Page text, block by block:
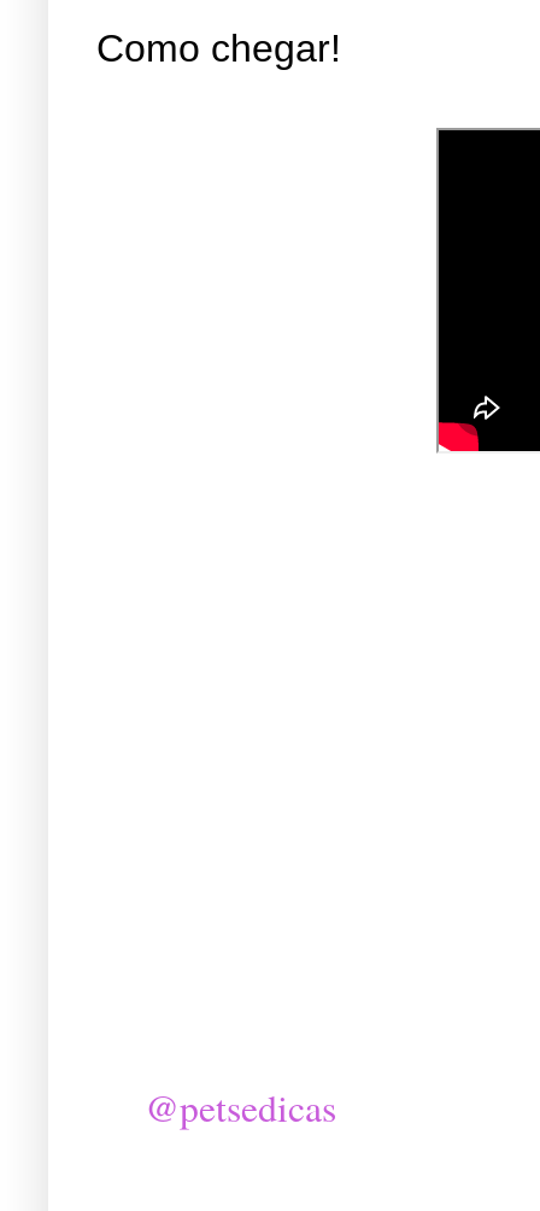
Como chegar!
@petsedicas